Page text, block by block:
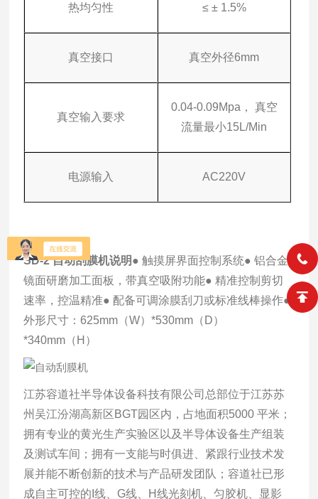
热均匀性 ≤ ± 1.5%
真空接口 真空外径6mm
真空输入要求
0.04-0.09Mpa， 真空
流量最小15L/Min
电源输入 AC220V
SD-2自动刮膜机说明● 触摸屏界面控制系统● 铝合金
镜面研磨加工面板，带真空吸附功能● 精准控制剪切
速率，控温精准● 配备可调涂膜刮刀或标准线棒操作●
外形尺寸：625mm（W）*530mm（D）
*340mm（H）
江苏容道社半导体设备科技有限公司总部位于江苏苏
州吴江汾湖高新区BGT园区内，占地面积5000 平米；
拥有专业的黄光生产实验区以及半导体设备生产组装
及测试车间；拥有一支能与时俱进、紧跟行业技术发
展并能不断创新的技术与产品研发团队；容道社已形
成自主可控的I线、G线、H线光刻机、匀胶机、显影